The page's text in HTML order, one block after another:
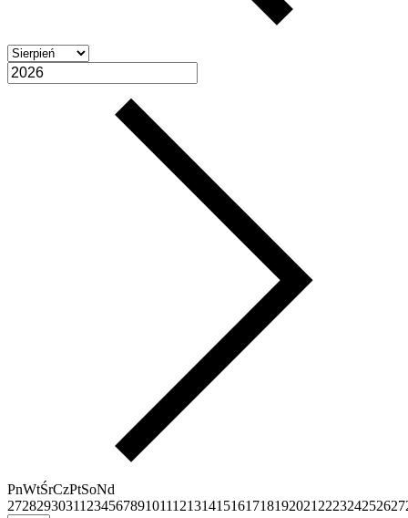
PnWtŚrCzPtSoNd
27282930311 23456789101112131415161718192021 222324252627